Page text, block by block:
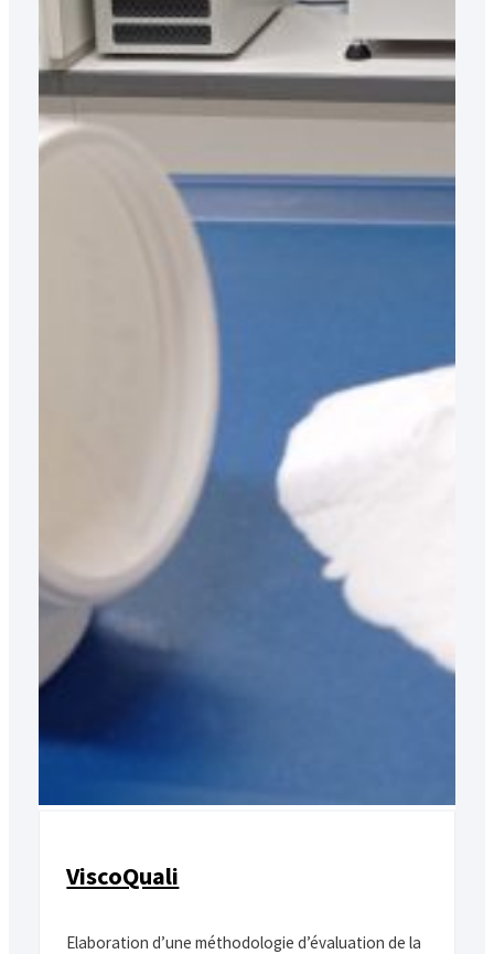
ViscoQuali
Elaboration d’une méthodologie d’évaluation de la